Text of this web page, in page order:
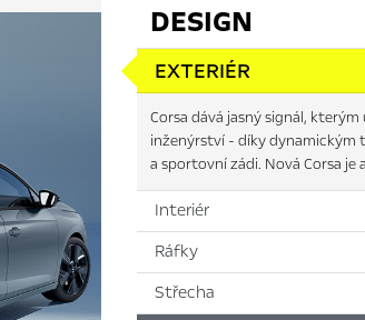
DESIGN
EXTERIÉR
Corsa dává jasný signál,
inženýrství - díky
a sportovní zádi. Nová Corsa
Interiér
Ráfky
Střecha